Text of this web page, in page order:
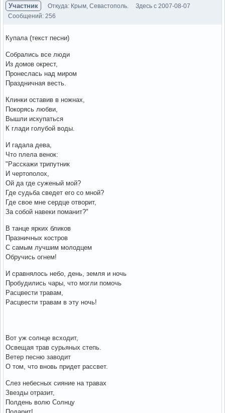
Участник Откуда: Крым, Севастополь.
Здесь с 2007-08-07
Сообщений: 256
Купала (текст песни)
Собрались все люди
Из домов окрест,
Пронеслась над миром
Праздничная весть.
Клинки оставив в ножнах,
Покорясь любви,
Вышли искупаться
К глади голубой воды.
И гадала дева,
Что плела венок:
"Расскажи трипутник
И чертополох,
Ой да где суженый мой?
Где судьба сведет его со мной?
Где свое мне сердце отворит,
За собой навеки поманит?"
В танце ярких бликов
Празничных костров
С самым лучшим молодцем
Обручись огнем!
И сравнялось небо, день, земля и ночь
Пробудились чары, что могли помочь
Расцвести травам,
Расцвести травам в эту ночь!
Вот уж солнце всходит,
Освещая трав сурьяных степь.
Ветер песню заводит
О том, что вновь придет рассвет.
Слез небесных сияние на травах
Звезды отразит,
Полдень волю Солнцу